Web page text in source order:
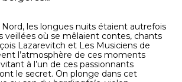
Nord, les longues nuits étaient autrefois
veillées où se mêlaient contes, chants
Lazarevitch et Les Musiciens de
l’atmosphère de ces moments
à l’un de ces passionnants
le secret. On plonge dans cet